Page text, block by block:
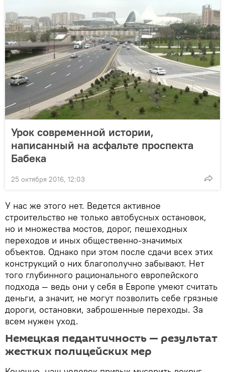
Урок современной истории,
написанный на асфальте проспекта
Бабека
25 октября 2016, 12:03
У нас же этого нет. Ведется активное
строительство не только автобусных остановок,
но и множества мостов, дорог, пешеходных
переходов и иных общественно-значимых
объектов. Однако при этом после сдачи всех этих
конструкций о них благополучно забывают. Нет
того глубинного рационального европейского
подхода — ведь они у себя в Европе умеют считать
деньги, а значит, не могут позволить себе грязные
дороги, остановки, заброшенные переходы. За
всем нужен уход.
Немецкая педантичность — результат
жестких полицейских мер